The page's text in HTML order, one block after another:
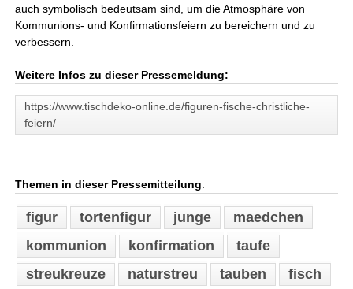
auch symbolisch bedeutsam sind, um die Atmosphäre von
Kommunions- und Konfirmationsfeiern zu bereichern und zu
verbessern.
Weitere Infos zu dieser Pressemeldung:
https://www.tischdeko-online.de/figuren-fische-christliche-
feiern/
Themen in dieser Pressemitteilung:
figur tortenfigur junge
maedchen
kommunion
konfirmation
taufe
streukreuze
naturstreu tauben
fisch